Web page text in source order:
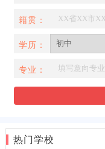
籍贯：
学历：
专业：
热门学校